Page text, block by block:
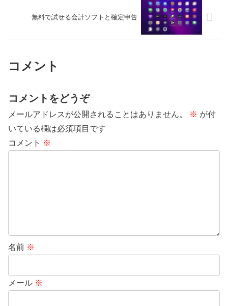
無料で試せる会計ソフトと確定申告
コメント
コメントをどうぞ
メールアドレスが公開されることはありません。 ※ が付
いている欄は必須項目です
コメント ※
名前 ※
メール ※